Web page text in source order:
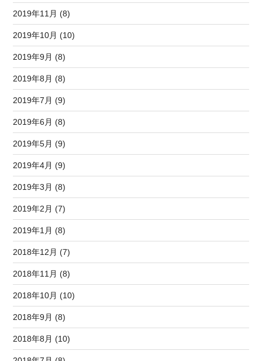
2019年11月 (8)
2019年10月 (10)
2019年9月 (8)
2019年8月 (8)
2019年7月 (9)
2019年6月 (8)
2019年5月 (9)
2019年4月 (9)
2019年3月 (8)
2019年2月 (7)
2019年1月 (8)
2018年12月 (7)
2018年11月 (8)
2018年10月 (10)
2018年9月 (8)
2018年8月 (10)